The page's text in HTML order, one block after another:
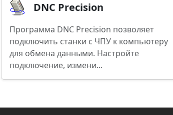
DNC Precision
Программа DNC Precision позволяет
подключить станки с ЧПУ к компьютеру
для обмена данными. Настройте
подключение, измени...